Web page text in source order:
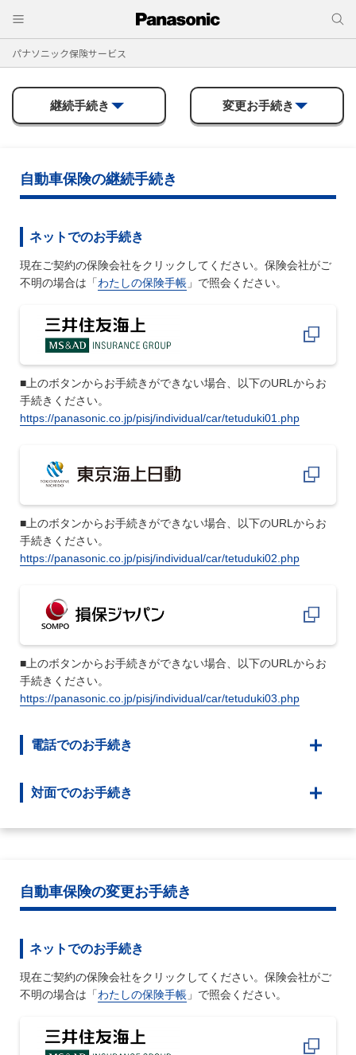
パナソニック保険サービス
継続手続き 変更お手続き
自動車保険の継続手続き
ネットでのお手続き
現在ご契約の保険会社をクリックしてください。保険会社がご
不明の場合は「わたしの保険手帳 」で照会ください。
■上のボタンからお手続きができない場合、以下のURLからお
手続きください。
https://panasonic.co.jp/pisj/individual/car/tetuduki01.php
■上のボタンからお手続きができない場合、以下のURLからお
手続きください。
https://panasonic.co.jp/pisj/individual/car/tetuduki02.php
■上のボタンからお手続きができない場合、以下のURLからお
手続きください。
https://panasonic.co.jp/pisj/individual/car/tetuduki03.php
電話でのお手続き
対面でのお手続き
自動車保険の変更お手続き
ネットでのお手続き
現在ご契約の保険会社をクリックしてください。保険会社がご
不明の場合は「わたしの保険手帳 」で照会ください。